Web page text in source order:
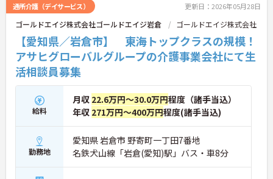
通所介護（デイサービス） 更新日：2026年05月28日
ゴールドエイジ株式会社ゴールドエイジ岩倉 ゴールドエイジ株式会社
【愛知県／岩倉市】 東海トップクラスの規模！
アサヒグローバルグループの介護事業会社にて生
活相談員募集
給料
月収 22.6万円～30.0万円程度（諸手当込）
年収 271万円～400万円程度(諸手当込)
勤務地
愛知県 岩倉市 野寄町一丁田7番地
名鉄犬山線「岩倉(愛知)駅」バス・車8分